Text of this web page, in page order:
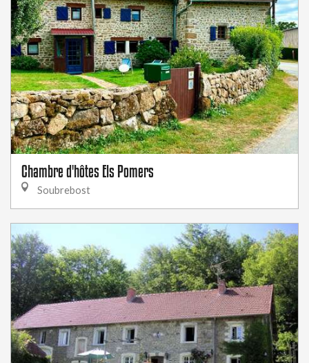
Chambre d'hôtes Els Pomers
Soubrebost